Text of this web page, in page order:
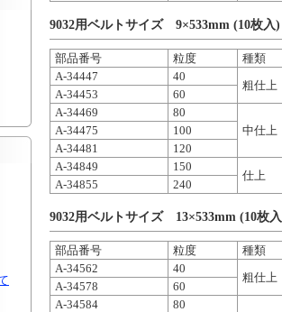
9032用ベルトサイズ 9×533mm (10枚入)
部品番号 粒度
種類
A-34447
40
粗仕上
A-34453
60
A-34469
80
中仕上
A-34475
100
A-34481
120
A-34849
150
仕上
A-34855 240
9032用ベルトサイズ 13×533mm (10枚
部品番号 粒度
種類
A-34562
40
粗仕上
A-34578
60
A-34584
80